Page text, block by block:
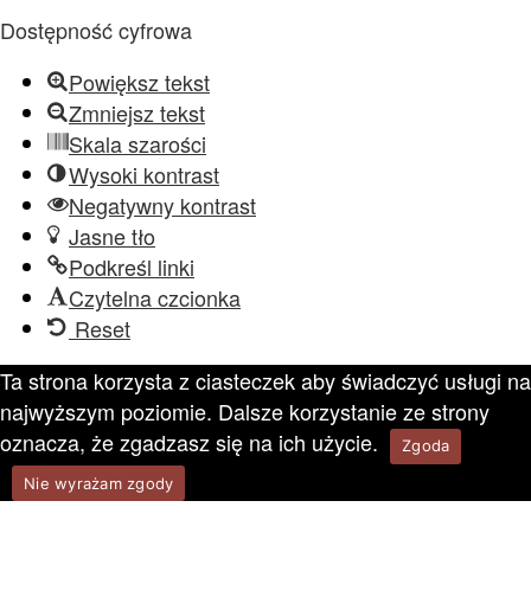
Dostępność cyfrowa
Powiększ tekst
Zmniejsz tekst
Skala szarości
Wysoki kontrast
Negatywny kontrast
Jasne tło
Podkreśl linki
Czytelna czcionka
Reset
Ta strona korzysta z ciasteczek aby świadczyć usługi na
najwyższym poziomie. Dalsze korzystanie ze strony
oznacza, że zgadzasz się na ich użycie.
Zgoda
Nie wyrażam zgody